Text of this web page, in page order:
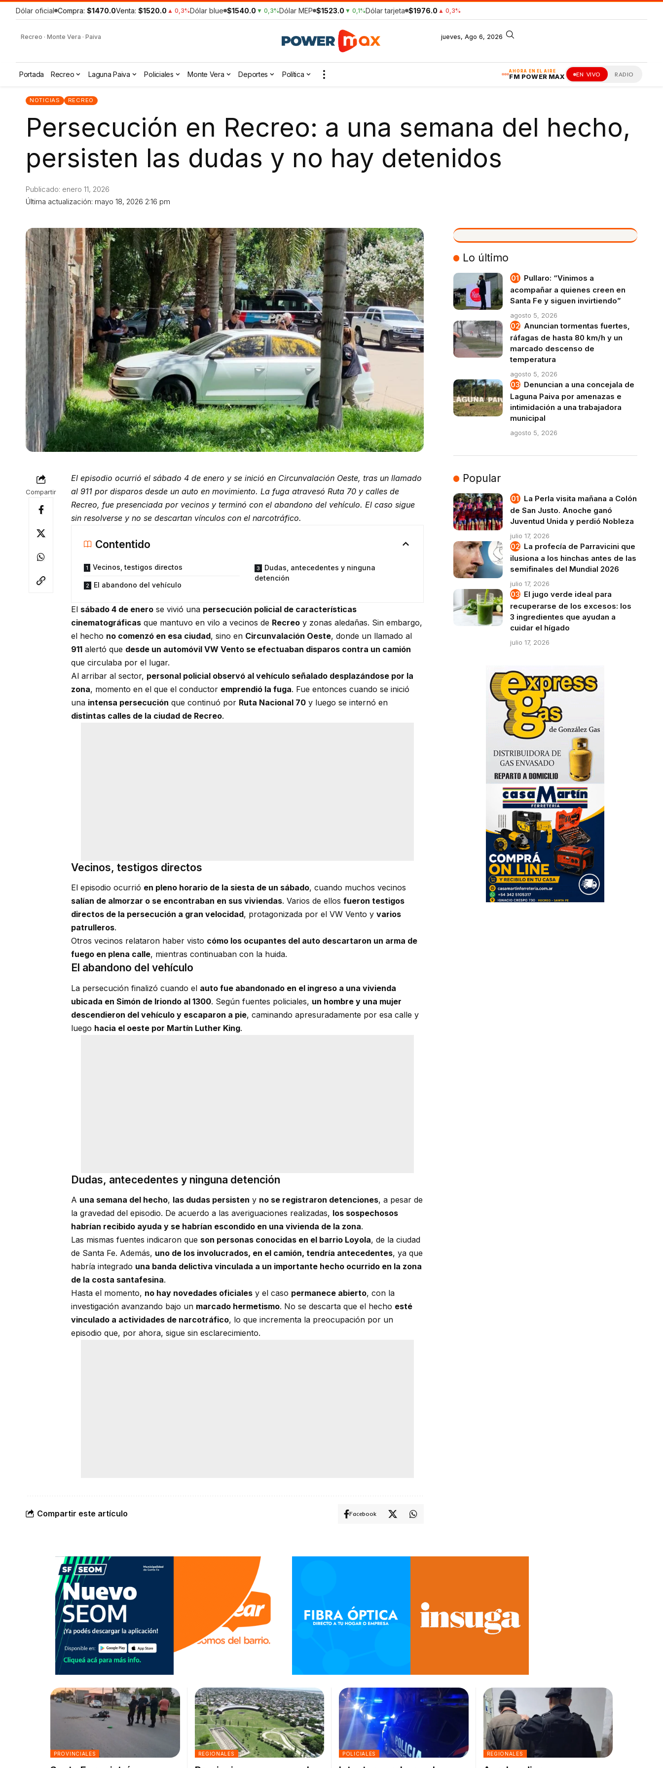
Dólar oficial Compra: $1470.0Venta: $1520.0 ▲ 0,3%Dólar blue $1540.0 ▼ 0,3%Dólar MEP $1523.0 ▼ 0,1%Dólar tarjeta $1976.0 ▲ 0,3%
Recreo · Monte Vera · Paiva jueves, Ago 6, 2026
AHORA EN EL AIRE
FM POWER MAX EN VIVO RADIO
Portada Recreo Laguna Paiva Policiales Monte Vera Deportes Política
NOTICIAS RECREO
Persecución en Recreo: a una semana del hecho,
persisten las dudas y no hay detenidos
Última actualización: mayo 18, 2026 2:16 pm
Publicado: enero 11, 2026
Compartir
El episodio ocurrió el sábado 4 de enero y se inició en Circunvalación Oeste, tras un llamado
al 911 por disparos desde un auto en movimiento. La fuga atravesó Ruta 70 y calles de
Recreo, fue presenciada por vecinos y terminó con el abandono del vehículo. El caso sigue
sin resolverse y no se descartan vínculos con el narcotráfico.
Contentido
Vecinos, testigos directos
El abandono del vehículo
Dudas, antecedentes y ninguna
detención
El sábado 4 de enero se vivió una persecución policial de características
cinematográficas que mantuvo en vilo a vecinos de Recreo y zonas aledañas. Sin embargo,
el hecho no comenzó en esa ciudad, sino en Circunvalación Oeste, donde un llamado al
911 alertó que desde un automóvil VW Vento se efectuaban disparos contra un camión
que circulaba por el lugar.
Al arribar al sector, personal policial observó al vehículo señalado desplazándose por la
zona, momento en el que el conductor emprendió la fuga. Fue entonces cuando se inició
una intensa persecución que continuó por Ruta Nacional 70 y luego se internó en
distintas calles de la ciudad de Recreo.
Vecinos, testigos directos
El episodio ocurrió en pleno horario de la siesta de un sábado, cuando muchos vecinos
salían de almorzar o se encontraban en sus viviendas. Varios de ellos fueron testigos
directos de la persecución a gran velocidad, protagonizada por el VW Vento y varios
patrulleros.
Otros vecinos relataron haber visto cómo los ocupantes del auto descartaron un arma de
fuego en plena calle, mientras continuaban con la huida.
El abandono del vehículo
La persecución finalizó cuando el auto fue abandonado en el ingreso a una vivienda
ubicada en Simón de Iriondo al 1300. Según fuentes policiales, un hombre y una mujer
descendieron del vehículo y escaparon a pie, caminando apresuradamente por esa calle y
luego hacia el oeste por Martín Luther King.
Dudas, antecedentes y ninguna detención
A una semana del hecho, las dudas persisten y no se registraron detenciones, a pesar de
la gravedad del episodio. De acuerdo a las averiguaciones realizadas, los sospechosos
habrían recibido ayuda y se habrían escondido en una vivienda de la zona.
Las mismas fuentes indicaron que son personas conocidas en el barrio Loyola, de la ciudad
de Santa Fe. Además, uno de los involucrados, en el camión, tendría antecedentes, ya que
habría integrado una banda delictiva vinculada a un importante hecho ocurrido en la zona
de la costa santafesina.
Hasta el momento, no hay novedades oficiales y el caso permanece abierto, con la
investigación avanzando bajo un marcado hermetismo. No se descarta que el hecho esté
vinculado a actividades de narcotráfico, lo que incrementa la preocupación por un
episodio que, por ahora, sigue sin esclarecimiento.
Compartir este artículo Facebook
VIVO
Lo último
Pullaro: “Vinimos a
acompañar a quienes creen en
Santa Fe y siguen invirtiendo”
agosto 5, 2026
Anuncian tormentas fuertes,
ráfagas de hasta 80 km/h y un
marcado descenso de
temperatura
agosto 5, 2026
Denuncian a una concejala de
Laguna Paiva por amenazas e
intimidación a una trabajadora
municipal
agosto 5, 2026
Popular
La Perla visita mañana a Colón
de San Justo. Anoche ganó
Juventud Unida y perdió Nobleza
julio 17, 2026
La profecía de Parravicini que
ilusiona a los hinchas antes de las
semifinales del Mundial 2026
julio 17, 2026
El jugo verde ideal para
recuperarse de los excesos: los
3 ingredientes que ayudan a
cuidar el hígado
julio 17, 2026
PROVINCIALES REGIONALES POLICIALES REGIONALES